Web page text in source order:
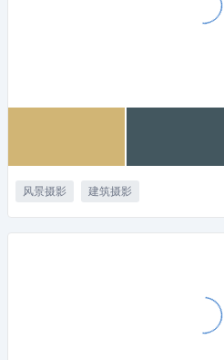
风景摄影 建筑摄影